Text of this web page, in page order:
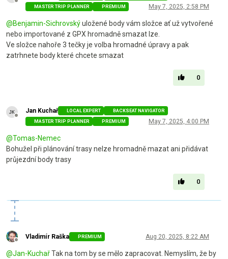
Offline
MASTER TRIP PLANNER
PREMIUM May 7, 2025, 2:58 PM
@Benjamin-Sichrovskýuložené body vám složce ať už vytvořené
nebo importované z GPX hromadně smazat lze.
Ve složce nahoře 3 tečky je volba hromadné úpravy a pak
zatrhnete body které chcete smazat
0
Offline
Jan Kuchař LOCAL EXPERT
BACKSEAT NAVIGATOR
MASTER TRIP PLANNER
PREMIUM May 7, 2025, 4:00 PM
@Tomas-Nemec
Bohužel při plánování trasy nelze hromadně mazat ani přidávat
průjezdní body trasy
0
Vladimír Raška PREMIUM Aug 20, 2025, 8:22 AM
@Jan-KuchařTak na tom by se mělo zapracovat. Nemyslím, že by